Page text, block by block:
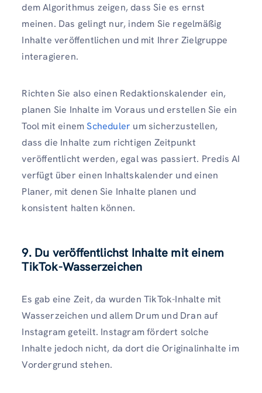
dem Algorithmus zeigen, dass Sie es ernst
meinen. Das gelingt nur, indem Sie regelmäßig
Inhalte veröffentlichen und mit Ihrer Zielgruppe
interagieren.
Richten Sie also einen Redaktionskalender ein,
planen Sie Inhalte im Voraus und erstellen Sie ein
Tool mit einemScheduler um sicherzustellen,
dass die Inhalte zum richtigen Zeitpunkt
veröffentlicht werden, egal was passiert. Predis AI
verfügt über einen Inhaltskalender und einen
Planer, mit denen Sie Inhalte planen und
konsistent halten können.
9. Du veröffentlichst Inhalte mit einem
TikTok-Wasserzeichen
Es gab eine Zeit, da wurden TikTok-Inhalte mit
Wasserzeichen und allem Drum und Dran auf
Instagram geteilt. Instagram fördert solche
Inhalte jedoch nicht, da dort die Originalinhalte im
Vordergrund stehen.